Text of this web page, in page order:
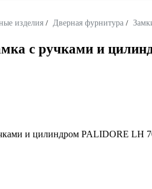
изделия / Дверная фурнитура /
с ручками и